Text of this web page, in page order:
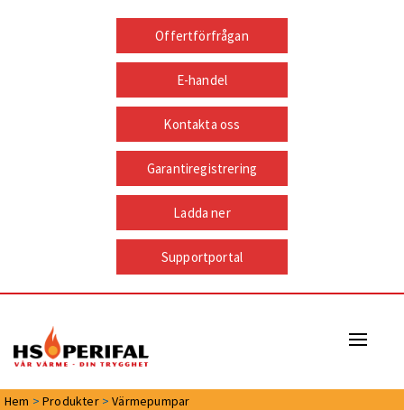
Offertförfrågan
E-handel
Kontakta oss
Garantiregistrering
Ladda ner
Supportportal
Hem >Produkter>Värmepumpar